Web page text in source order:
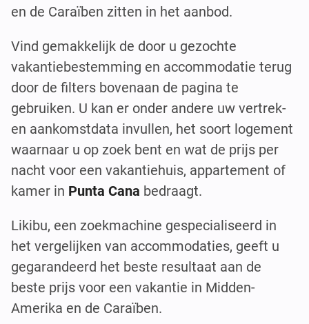
en de Caraïben zitten in het aanbod.
Vind gemakkelijk de door u gezochte
vakantiebestemming en accommodatie terug
door de filters bovenaan de pagina te
gebruiken. U kan er onder andere uw vertrek-
en aankomstdata invullen, het soort logement
waarnaar u op zoek bent en wat de prijs per
nacht voor een vakantiehuis, appartement of
kamer in Punta Cana bedraagt.
Likibu, een zoekmachine gespecialiseerd in
het vergelijken van accommodaties, geeft u
gegarandeerd het beste resultaat aan de
beste prijs voor een vakantie in Midden-
Amerika en de Caraïben.